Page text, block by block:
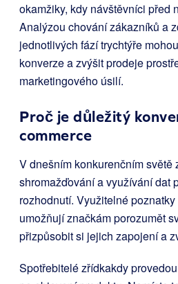
okamžiky, kdy návštěvníci před
Analýzou chování zákazníků a
jednotlivých fází trychtýře
konverze a zvýšit prodeje
marketingového úsilí.
Proč je důležitý
commerce
V dnešním konkurenčním světě
shromažďování a využívání dat
rozhodnutí. Využitelné
umožňují značkám porozumět
přizpůsobit si jejich zapojení a
Spotřebitelé zřídkakdy